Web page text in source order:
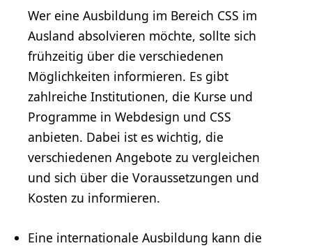
Wer eine Ausbildung im Bereich CSS im
Ausland absolvieren möchte, sollte sich
frühzeitig über die verschiedenen
Möglichkeiten informieren. Es gibt
zahlreiche Institutionen, die Kurse und
Programme in Webdesign und CSS
anbieten. Dabei ist es wichtig, die
verschiedenen Angebote zu vergleichen
und sich über die Voraussetzungen und
Kosten zu informieren.
Eine internationale Ausbildung kann die